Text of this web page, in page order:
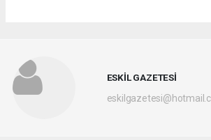
ESKİL GAZETESİ